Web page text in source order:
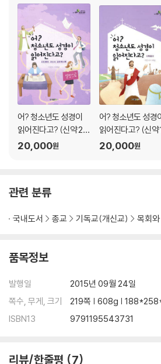
부록3 전문강사스쿨 자료
부록4 인터넷, 도서, 오디어 참고 자료
어? 청소년도 성경이
읽어진다고? (신약 2
탄/학생용)
20,000원
어? 청소년도 성경
읽어진다고? (신약
탄/학생용)
20,000원
관련 분류
국내도서 종교 기독교(개신교) 목회
품목정보
발행일
2015년 09월 24일
쪽수, 무게, 크기
219쪽 | 608g |
ISBN13
9791195543731
리뷰/한줄평 7